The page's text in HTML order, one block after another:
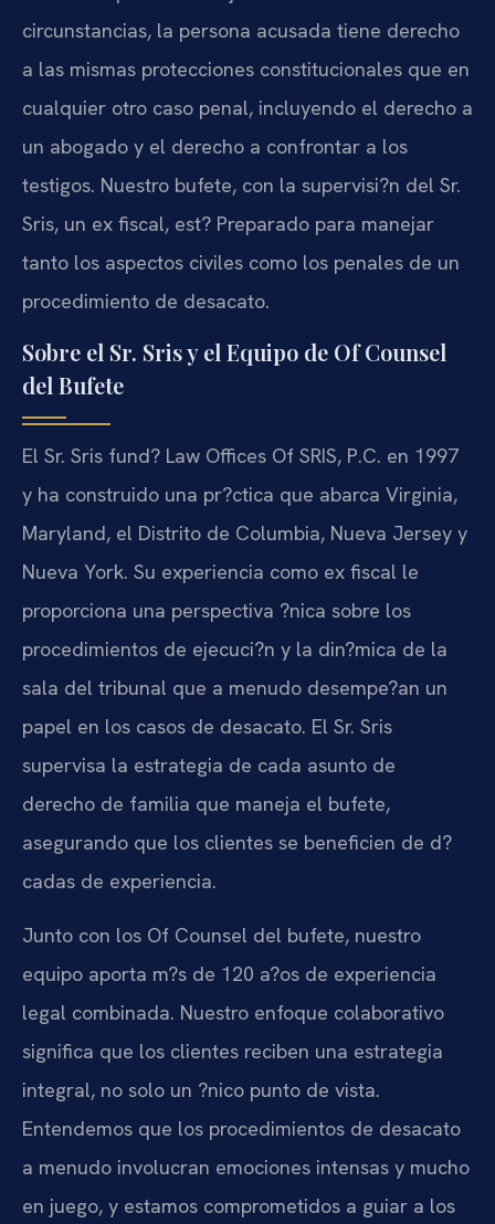
circunstancias, la persona acusada tiene derecho
a las mismas protecciones constitucionales que en
cualquier otro caso penal, incluyendo el derecho a
un abogado y el derecho a confrontar a los
testigos. Nuestro bufete, con la supervisi?n del Sr.
Sris, un ex fiscal, est? Preparado para manejar
tanto los aspectos civiles como los penales de un
procedimiento de desacato.
Sobre el Sr. Sris y el Equipo de Of Counsel
del Bufete
El Sr. Sris fund? Law Offices Of SRIS, P.C. en 1997
y ha construido una pr?ctica que abarca Virginia,
Maryland, el Distrito de Columbia, Nueva Jersey y
Nueva York. Su experiencia como ex fiscal le
proporciona una perspectiva ?nica sobre los
procedimientos de ejecuci?n y la din?mica de la
sala del tribunal que a menudo desempe?an un
papel en los casos de desacato. El Sr. Sris
supervisa la estrategia de cada asunto de
derecho de familia que maneja el bufete,
asegurando que los clientes se beneficien de d?
cadas de experiencia.
Junto con los Of Counsel del bufete, nuestro
equipo aporta m?s de 120 a?os de experiencia
legal combinada. Nuestro enfoque colaborativo
significa que los clientes reciben una estrategia
integral, no solo un ?nico punto de vista.
Entendemos que los procedimientos de desacato
a menudo involucran emociones intensas y mucho
en juego, y estamos comprometidos a guiar a los